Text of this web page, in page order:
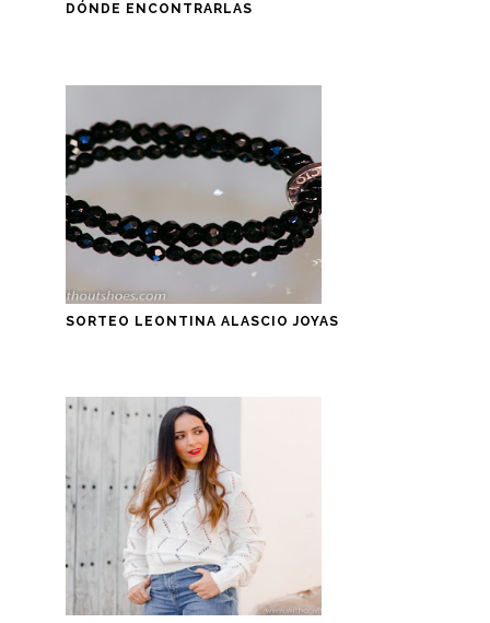
DÓNDE ENCONTRARLAS
SORTEO LEONTINA ALASCIO JOYAS